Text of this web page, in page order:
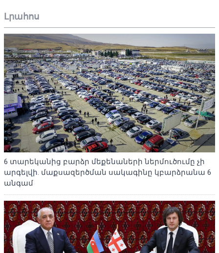
Լրահոս
6 տարեկանից բարձր մեքենաների ներմուծումը չի
արգելվի. մաքսազերծման սակագինը կբարձրանա 6
անգամ